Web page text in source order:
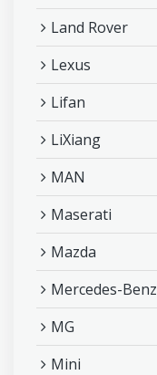
Land Rover
Lexus
Lifan
LiXiang
MAN
Maserati
Mazda
Mercedes-Benz
MG
Mini